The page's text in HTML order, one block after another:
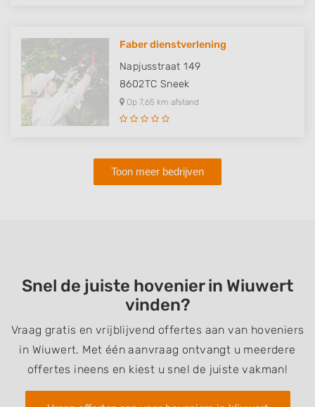
Faber dienstverlening
Napjusstraat 149
8602TC Sneek
Op 7,65 km afstand
Toon meer bedrijven
Snel de juiste hovenier in Wiuwert
vinden?
Vraag gratis en vrijblijvend offertes aan van hoveniers
in Wiuwert. Met één aanvraag ontvangt u meerdere
offertes ineens en kiest u snel de juiste vakman!